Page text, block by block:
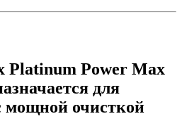
Platinum Power Max
для
мощной очисткой